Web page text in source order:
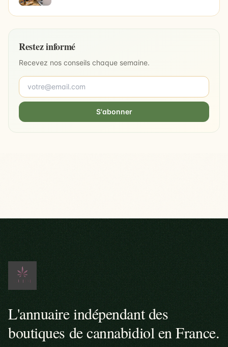
Restez informé
Recevez nos conseils chaque semaine.
S'abonner
L'annuaire indépendant des
boutiques de cannabidiol en France.